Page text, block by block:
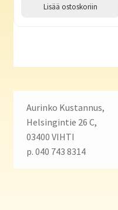
Lisää ostoskoriin
Aurinko Kustannus,
Helsingintie 26 C,
03400 VIHTI
p. 040 743 8314